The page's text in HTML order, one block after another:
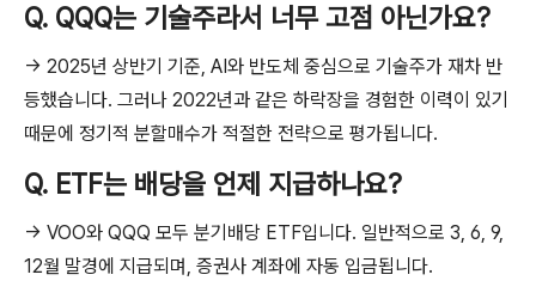
Q. QQQ는 기술주라서 너무 고점 아닌가요?
→ 2025년 상반기 기준, AI와 반도체 중심으로 기술주가 재차 반
등했습니다. 그러나 2022년과 같은 하락장을 경험한 이력이 있기
때문에 정기적 분할매수가 적절한 전략으로 평가됩니다.
Q. ETF는 배당을 언제 지급하나요?
→ VOO와 QQQ 모두 분기배당 ETF입니다. 일반적으로 3, 6, 9,
12월 말경에 지급되며, 증권사 계좌에 자동 입금됩니다.